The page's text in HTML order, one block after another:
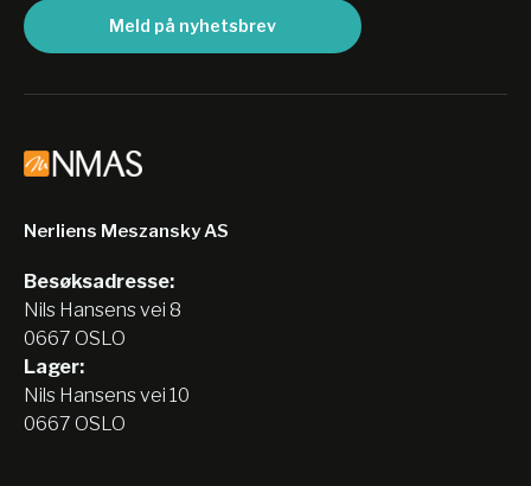
Meld på nyhetsbrev
Nerliens Meszansky AS
Besøksadresse:
Nils Hansens vei 8
0667 OSLO
Lager:
Nils Hansens vei 10
0667 OSLO